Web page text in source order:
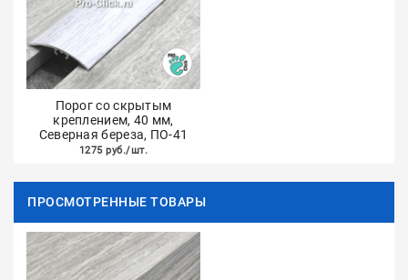
Порог со скрытым
креплением, 40 мм,
Северная береза, ПО-41
1275 руб./шт.
ПРОСМОТРЕННЫЕ ТОВАРЫ